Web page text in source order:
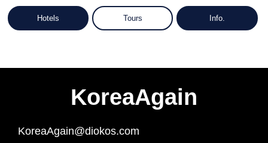
Hotels Tours Info.
KoreaAgain
KoreaAgain@diokos.com